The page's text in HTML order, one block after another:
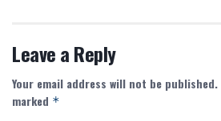
Leave a Reply
Your email address will not be published.
marked *